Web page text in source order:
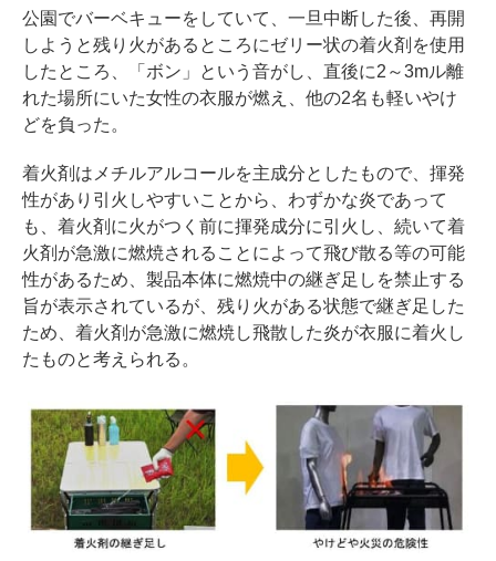
公園でバーベキューをしていて、一旦中断した後、再開
しようと残り火があるところにゼリー状の着火剤を使用
したところ、「ボン」という音がし、直後に2～3mル離
れた場所にいた女性の衣服が燃え、他の2名も軽いやけ
どを負った。
着火剤はメチルアルコールを主成分としたもので、揮発
性があり引火しやすいことから、わずかな炎であって
も、着火剤に火がつく前に揮発成分に引火し、続いて着
火剤が急激に燃焼されることによって飛び散る等の可能
性があるため、製品本体に燃焼中の継ぎ足しを禁止する
旨が表示されているが、残り火がある状態で継ぎ足した
ため、着火剤が急激に燃焼し飛散した炎が衣服に着火し
たものと考えられる。